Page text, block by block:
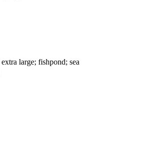
large; fishpond; sea